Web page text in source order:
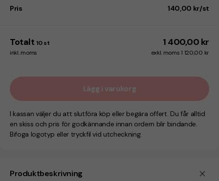
Produktbeskrivning
Pris
140,00 kr/st
Totalt 10 st 1 400,00 kr
inkl. moms exkl. moms 1 120,00 kr
Lägg i varukorg
I kassan väljer du att slutföra köp eller begära offert. Du får alltid
en skiss och pris för godkännande innan ordern blir bindande.
Bifoga logotyp eller tryckfil vid utcheckning.